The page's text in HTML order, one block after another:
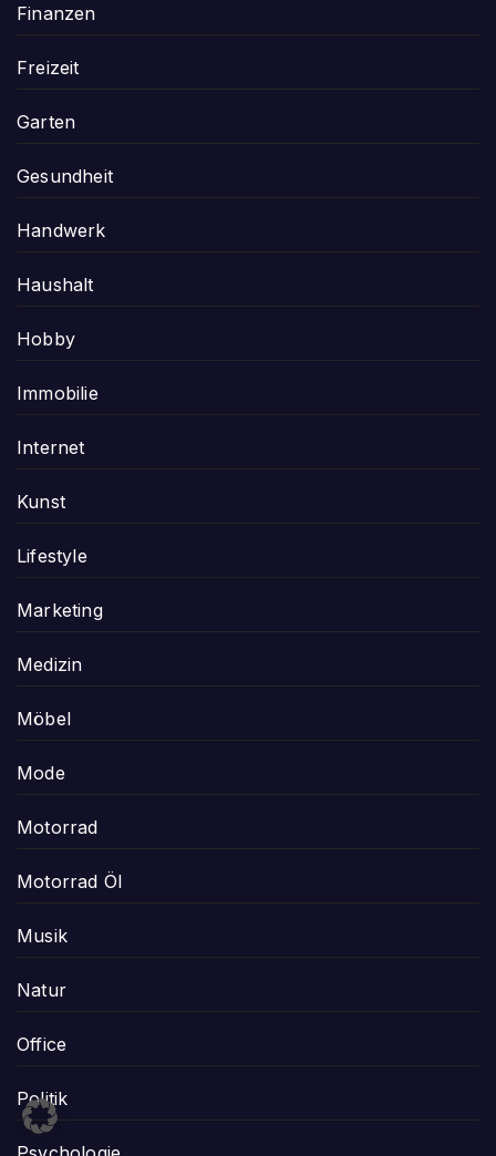
Finanzen
Freizeit
Garten
Gesundheit
Handwerk
Haushalt
Hobby
Immobilie
Internet
Kunst
Lifestyle
Marketing
Medizin
Möbel
Mode
Motorrad
Motorrad Öl
Musik
Natur
Office
Politik